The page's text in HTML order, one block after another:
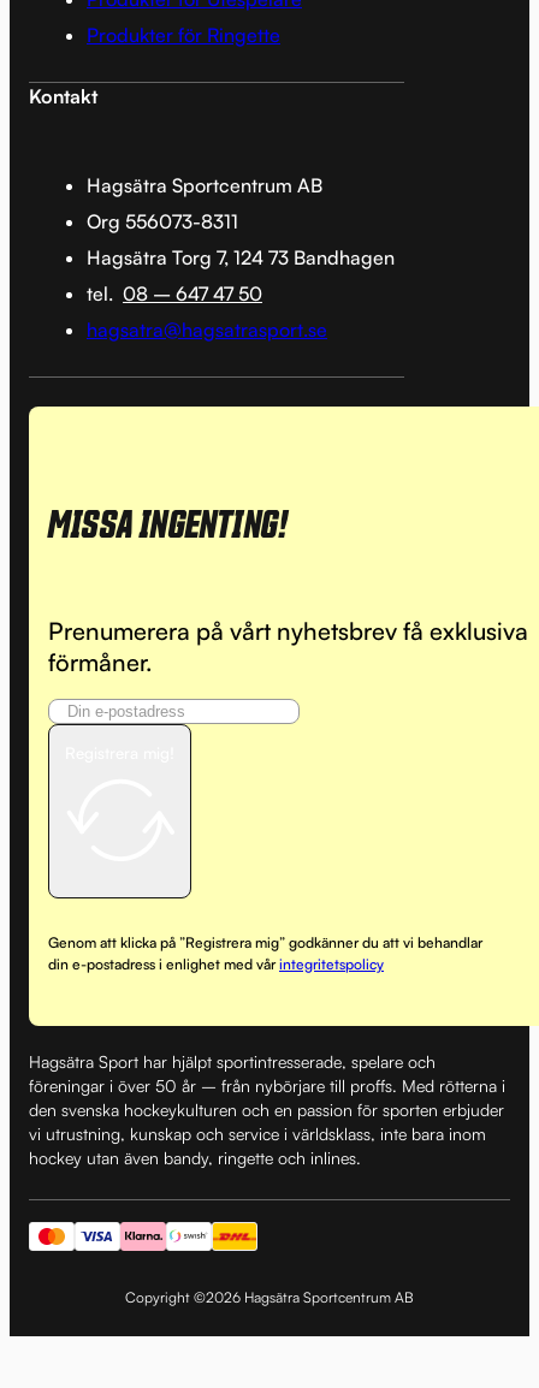
Produkter för Ringette
Kontakt
Hagsätra Sportcentrum AB
Org 556073-8311
Hagsätra Torg 7, 124 73 Bandhagen
tel. 08 – 647 47 50
hagsatra@hagsatrasport.se
MISSA INGENTING!
Prenumerera på vårt nyhetsbrev få exklusiva
förmåner.
Genom att klicka på ”Registrera mig” godkänner du att vi behandlar
din e-postadress i enlighet med vårintegritetspolicy
Hagsätra Sport har hjälpt sportintresserade, spelare och
föreningar i över 50 år – från nybörjare till proffs. Med rötterna i
den svenska hockeykulturen och en passion för sporten erbjuder
vi utrustning, kunskap och service i världsklass, inte bara inom
hockey utan även bandy, ringette och inlines.
Copyright ©2026 Hagsätra Sportcentrum AB